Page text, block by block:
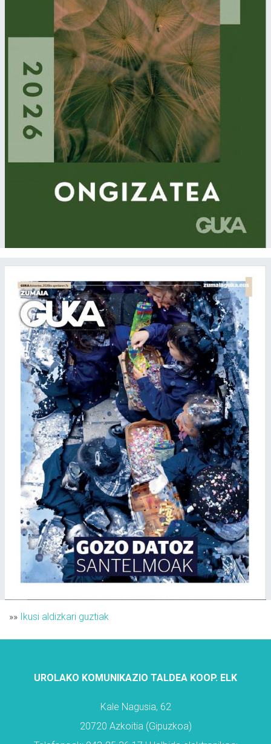
»» Ikusi aldizkari guztiak
UROLAKO KOMUNIKAZIO TALDEA KOOP. ELK
Kale Nagusia, 62
20720 Azkoitia (Gipuzkoa)